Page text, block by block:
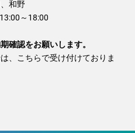
和野
～18:00
確認をお願いします。
、こちらで受け付けておりま